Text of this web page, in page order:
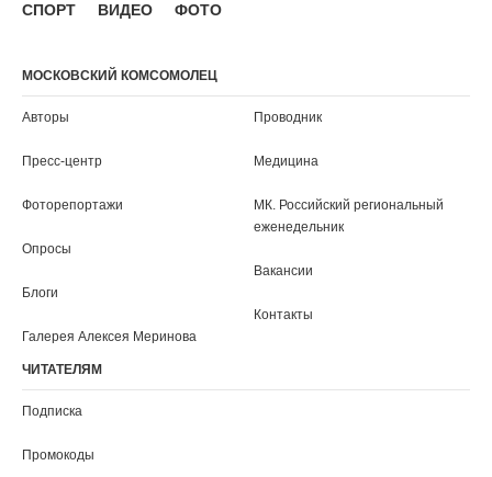
СПОРТ ВИДЕО ФОТО
МОСКОВСКИЙ КОМСОМОЛЕЦ
Авторы
Пресс-центр
Фоторепортажи
Опросы
Блоги
Галерея Алексея Меринова
Проводник
Медицина
МК. Российский региональный
еженедельник
Вакансии
Контакты
ЧИТАТЕЛЯМ
Подписка
Промокоды